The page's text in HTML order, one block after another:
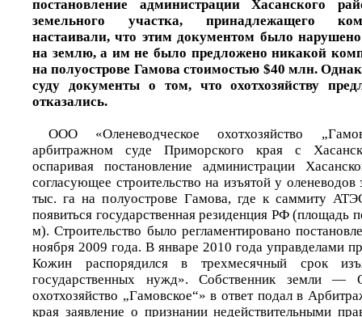
постановление администрации Хасанского
земельного участка, принадлежащего
настаивали, что этим документом было нарушено
на землю, а им не было предложено никакой
на полуострове Гамова стоимостью $40 млн.
суду документы о том, что охотхозяйству
отказались.
ООО «Оленеводческое охотхозяйство
арбитражном суде Приморского края с
оспаривая постановление администрации
согласующее строительство на изъятой у
тыс. га на полуострове Гамова, где к саммиту
появиться государственная резиденция РФ (площадь
м). Строительство было регламентировано
ноября 2009 года. В январе 2010 года управделами
Кожин распорядился в трехмесячный срок
государственных нужд». Собственник земли —
охотхозяйство „Гамовское“» в ответ подал в
края заявление о признании недействительными